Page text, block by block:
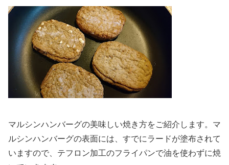
マルシンハンバーグの美味しい焼き方をご紹介します。マ
ルシンハンバーグの表面には、すでにラードが塗布されて
いますので、テフロン加工のフライパンで油を使わずに焼